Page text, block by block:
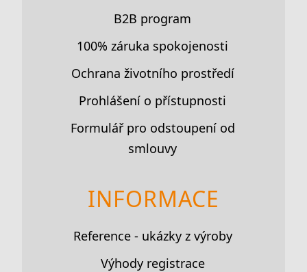
B2B program
100% záruka spokojenosti
Ochrana životního prostředí
Prohlášení o přístupnosti
Formulář pro odstoupení od
smlouvy
INFORMACE
Reference - ukázky z výroby
Výhody registrace